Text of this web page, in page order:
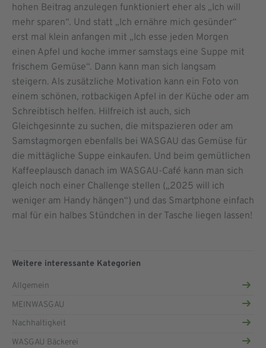
hohen Beitrag anzulegen funktioniert eher als „Ich will
mehr sparen“. Und statt „Ich ernähre mich gesünder“
erst mal klein anfangen mit „Ich esse jeden Morgen
einen Apfel und koche immer samstags eine Suppe mit
frischem Gemüse“. Dann kann man sich langsam
steigern. Als zusätzliche Motivation kann ein Foto von
einem schönen, rotbackigen Apfel in der Küche oder am
Schreibtisch helfen. Hilfreich ist auch, sich
Gleichgesinnte zu suchen, die mitspazieren oder am
Samstagmorgen ebenfalls bei WASGAU das Gemüse für
die mittägliche Suppe einkaufen. Und beim gemütlichen
Kaffeeplausch danach im WASGAU-Café kann man sich
gleich noch einer Challenge stellen („2025 will ich
weniger am Handy hängen“) und das Smartphone einfach
mal für ein halbes Stündchen in der Tasche liegen lassen!
Weitere interessante Kategorien
Allgemein
MEINWASGAU
Nachhaltigkeit
WASGAU Bäckerei